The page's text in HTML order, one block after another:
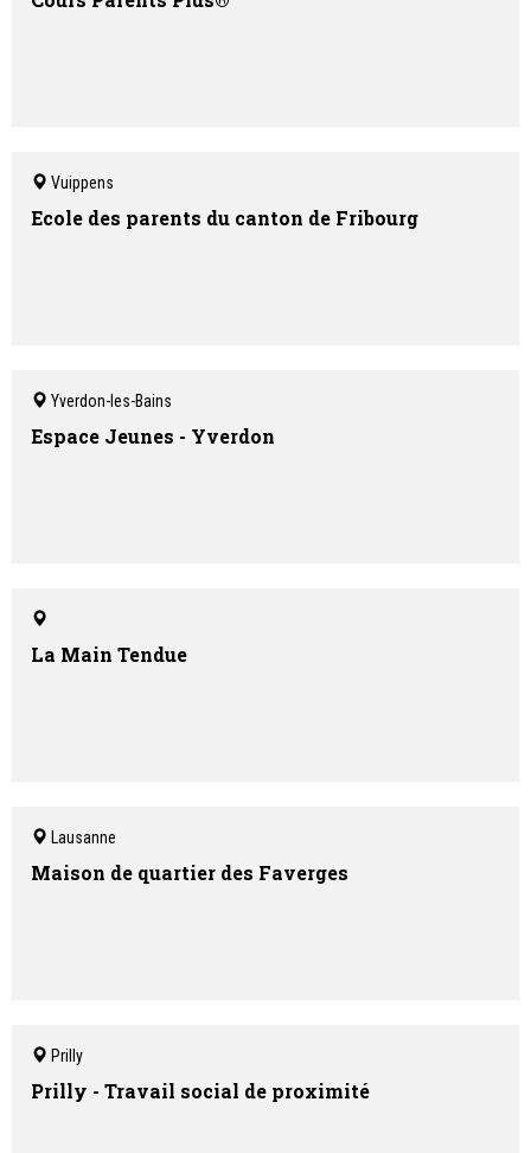
Vuippens
Ecole des parents du canton de Fribourg
Yverdon-les-Bains
Espace Jeunes - Yverdon
La Main Tendue
Lausanne
Maison de quartier des Faverges
Prilly
Prilly - Travail social de proximité